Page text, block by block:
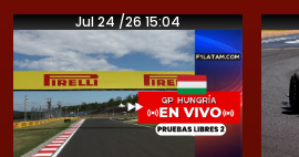
Jul 24 /26 15:04